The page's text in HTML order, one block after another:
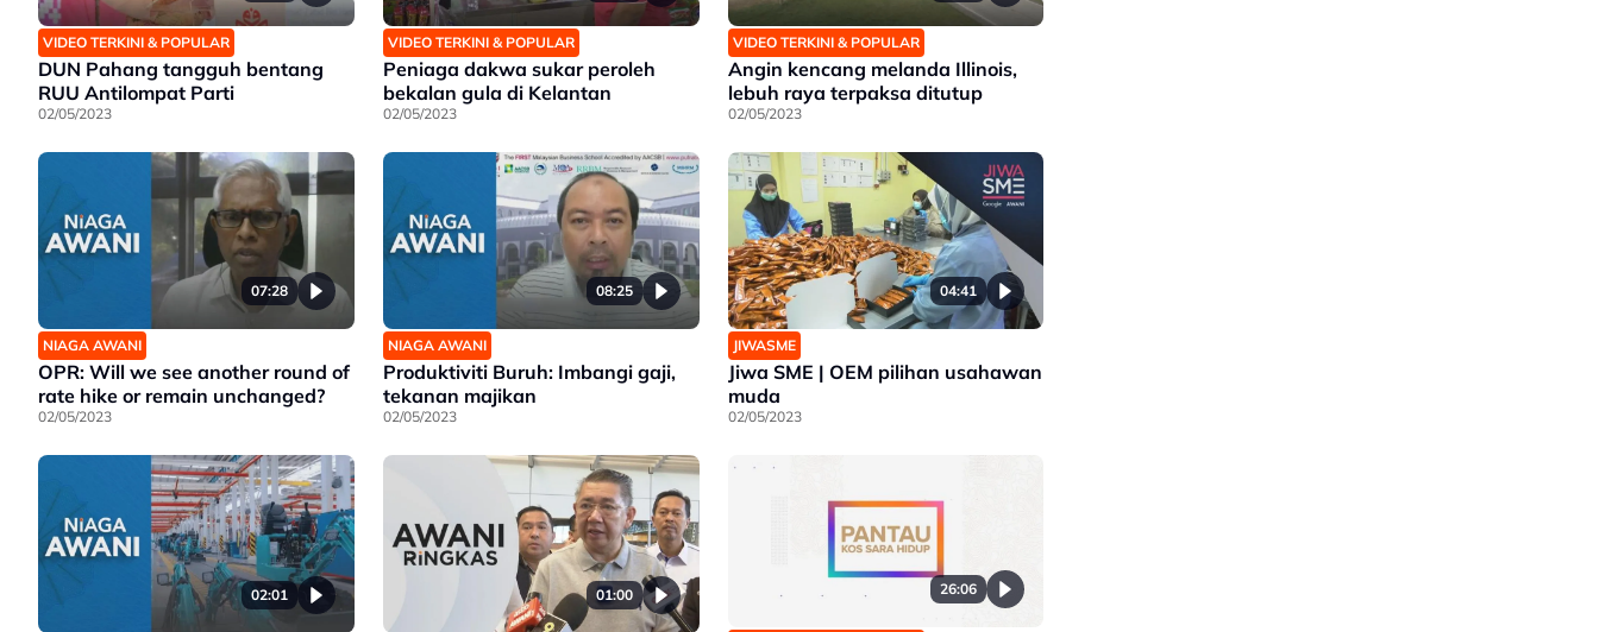
VIDEO TERKINI & POPULAR
DUN Pahang tangguh bentang
RUU Antilompat Parti
02/05/2023
VIDEO TERKINI & POPULAR
Peniaga dakwa sukar peroleh
bekalan gula di Kelantan
02/05/2023
VIDEO TERKINI & POPULAR
Angin kencang melanda Illinois,
lebuh raya terpaksa ditutup
02/05/2023
07:28
NIAGA AWANI
OPR: Will we see another round of
rate hike or remain unchanged?
02/05/2023
08:25
NIAGA AWANI
Produktiviti Buruh: Imbangi gaji,
tekanan majikan
02/05/2023
04:41
JIWASME
Jiwa SME | OEM pilihan usahawan
muda
02/05/2023
02:01 01:00 26:06